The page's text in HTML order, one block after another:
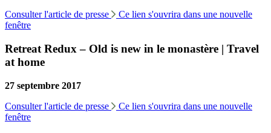
Consulter l'article de presse
Ce lien s'ouvrira dans une nouvelle
fenêtre
Retreat Redux – Old is new in le monastère | Travel
at home
27 septembre 2017
Consulter l'article de presse
Ce lien s'ouvrira dans une nouvelle
fenêtre